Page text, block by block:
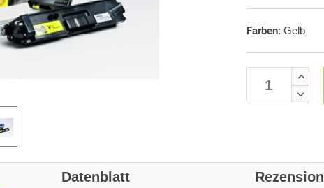
Farben: Gelb
Datenblatt